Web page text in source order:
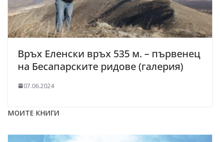
Връх Еленски връх 535 м. – първенец
на Бесапарските ридове (галерия)
07.06.2024
МОИТЕ КНИГИ